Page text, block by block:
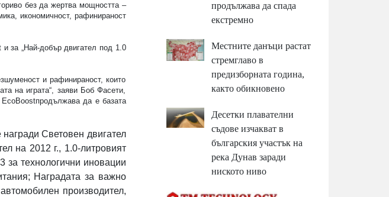
без да жертва мощността –
икономичност, рафинираност
и за „Най-добър двигател под 1.0
и рафинираност, които
на играта“, заяви Боб Фасети,
EcoBoostпродължава да е базата
Световен двигател
на 2012 г., 1.0-литровият
технологични иновации
Наградата за важно
производител,
продължава да спада
екстремно
Местните данъци растат
стремглаво в
предизборната година,
както обикновено
Десетки плавателни
съдове изчакват в
българския участък на
река Дунав заради
ниското ниво